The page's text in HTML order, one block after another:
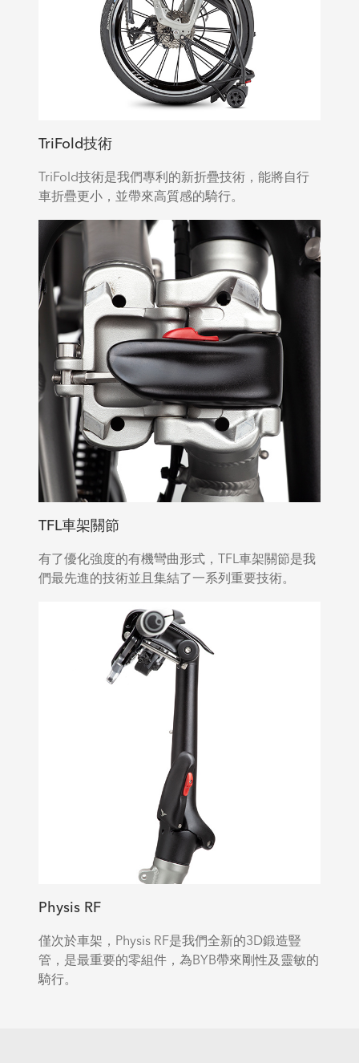
TriFold技術
TriFold技術是我們專利的新折疊技術，能將自行
車折疊更小，並帶來高質感的騎行。
TFL車架關節
有了優化強度的有機彎曲形式，TFL車架關節是我
們最先進的技術並且集結了一系列重要技術。
Physis RF
僅次於車架，Physis RF是我們全新的3D鍛造豎
管，是最重要的零組件，為BYB帶來剛性及靈敏的
騎行。